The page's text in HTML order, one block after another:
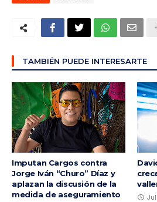
TAMBIÉN PUEDE INTERESARTE
Imputan Cargos contra
Jorge Iván “Churo” Díaz y
aplazan la discusión de la
medida de aseguramiento